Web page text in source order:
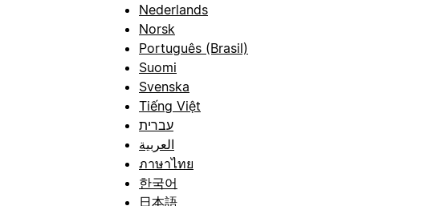
Nederlands
Norsk
Português (Brasil)
Suomi
Svenska
Tiếng Việt
עברית
العربية
ภาษาไทย
한국어
日本語